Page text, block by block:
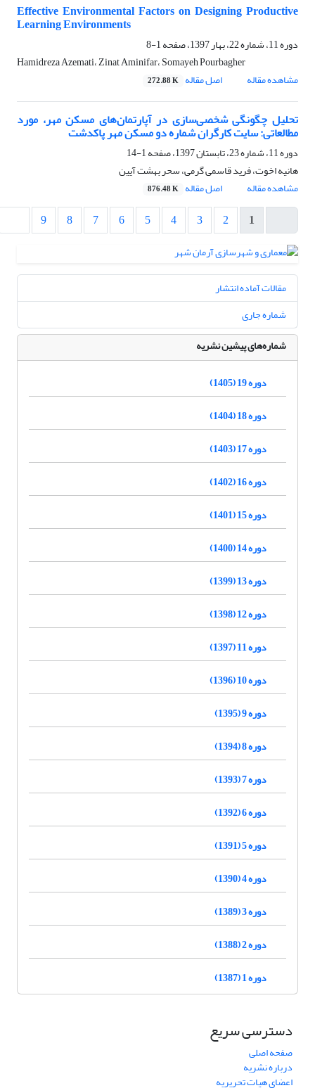
Effective Environmental Factors on Designing Productive
Learning Environments
دوره 11، شماره 22، بهار 1397، صفحه
1-8
Hamidreza Azemati، Zinat Aminifar، Somayeh Pourbagher
مشاهده مقاله
اصل مقاله 272.88 K
تحلیل چگونگی شخصی‌سازی در آپارتمان‌های مسکن مهر، مورد
مطالعاتی: سایت کارگران شماره دو مسکن مهر پاکدشت
دوره 11، شماره 23، تابستان 1397، صفحه
1-14
هانیه اخوت، فرید قاسمی گرمی، سحر بهشت آیین
مشاهده مقاله
اصل مقاله 876.48 K
1
2
3
4
5
6
7
8
9
مقالات آماده انتشار
شماره جاری
شماره‌های پیشین نشریه
دوره 19 (1405)
دوره 18 (1404)
دوره 17 (1403)
دوره 16 (1402)
دوره 15 (1401)
دوره 14 (1400)
دوره 13 (1399)
دوره 12 (1398)
دوره 11 (1397)
دوره 10 (1396)
دوره 9 (1395)
دوره 8 (1394)
دوره 7 (1393)
دوره 6 (1392)
دوره 5 (1391)
دوره 4 (1390)
دوره 3 (1389)
دوره 2 (1388)
دوره 1 (1387)
دسترسی سریع
صفحه اصلی
درباره نشریه
اعضای هیات تحریریه